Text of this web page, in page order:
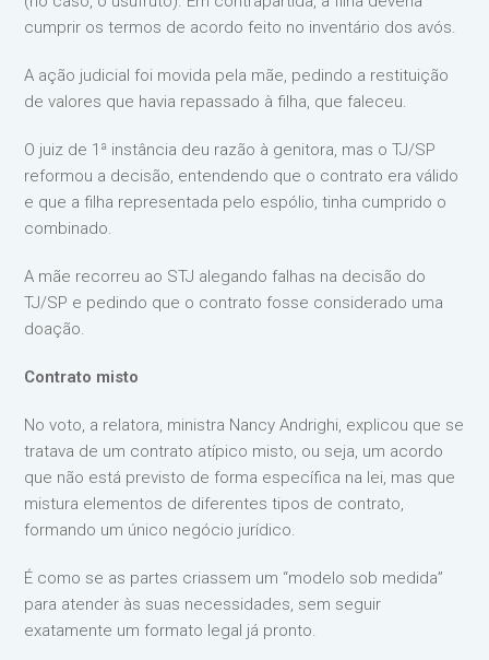
cumprir os termos de acordo feito no inventário dos avós.
A ação judicial foi movida pela mãe, pedindo a restituição
de valores que havia repassado à filha, que faleceu.
O juiz de 1ª instância deu razão à genitora, mas o TJ/SP
reformou a decisão, entendendo que o contrato era válido
e que a filha representada pelo espólio, tinha cumprido o
combinado.
A mãe recorreu ao STJ alegando falhas na decisão do
TJ/SP e pedindo que o contrato fosse considerado uma
doação.
Contrato misto
No voto, a relatora, ministra Nancy Andrighi, explicou que se
tratava de um contrato atípico misto, ou seja, um acordo
que não está previsto de forma específica na lei, mas que
mistura elementos de diferentes tipos de contrato,
formando um único negócio jurídico.
É como se as partes criassem um “modelo sob medida”
para atender às suas necessidades, sem seguir
exatamente um formato legal já pronto.